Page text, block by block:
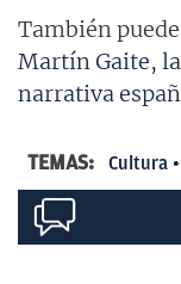
También
Martín Gaite,
narrativa
TEMAS: Cultura